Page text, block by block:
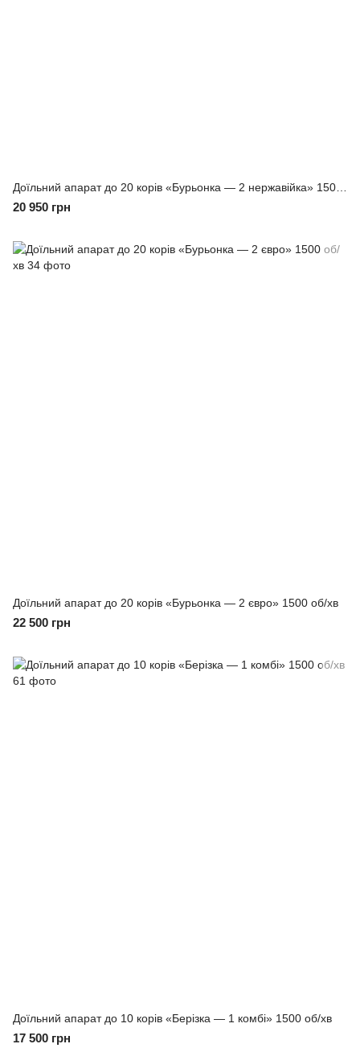
20 950 грн
Доїльний апарат до 20 корів «Бурьонка — 2 євро» 1500 об/хв
22 500 грн
Доїльний апарат до 10 корів «Берізка — 1 комбі» 1500 об/хв
17 500 грн